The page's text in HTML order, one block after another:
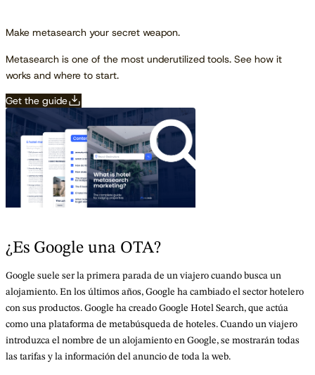
Make metasearch your secret weapon.
Metasearch is one of the most underutilized tools. See how it
works and where to start.
Get the guide
¿Es Google una OTA?
Google suele ser la primera parada de un viajero cuando busca un
alojamiento. En los últimos años, Google ha cambiado el sector hotelero
con sus productos. Google ha creado Google Hotel Search, que actúa
como una plataforma de metabúsqueda de hoteles. Cuando un viajero
introduzca el nombre de un alojamiento en Google, se mostrarán todas
las tarifas y la información del anuncio de toda la web.